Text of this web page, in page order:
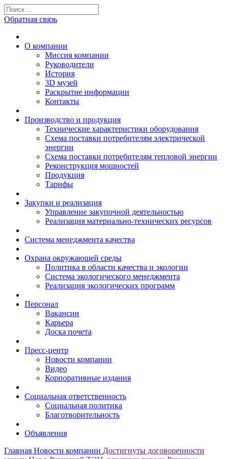
Обратная связь
О компании
Миссия компании
Руководители
История
3D музей
Раскрытие информации
Контакты
Производство и продукция
Технические характеристики оборудования
Схема поставки потребителям электрической
энергии
Схема поставки потребителям тепловой энергии
Реконструкция мощностей
Продукция
Тарифы
Закупки и реализация
Управление закупочной деятельностью
Реализация материально-технических ресурсов
Система менеджмента качества
Охрана окружающей среды
Политика в области качества и экологии
Система экологического менеджмента
Реализация экологических программ
Персонал
Вакансии
Карьера
Доска почета
Пресс-центр
Новости компании
Видео
Корпоративные издания
Социальная ответственность
Социальная политика
Благотворительность
Объявления
Главная Новости компании Достигнуты договоренности